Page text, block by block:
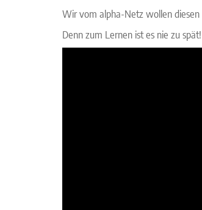
Wir vom alpha-Netz wollen diesen
Denn zum Lernen ist es nie zu spät!